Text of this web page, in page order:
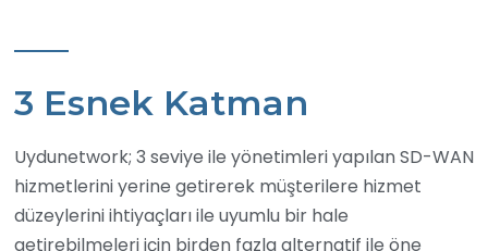
3 Esnek Katman
Uydunetwork; 3 seviye ile yönetimleri yapılan SD-WAN
hizmetlerini yerine getirerek müşterilere hizmet
düzeylerini ihtiyaçları ile uyumlu bir hale
getirebilmeleri için birden fazla alternatif ile öne